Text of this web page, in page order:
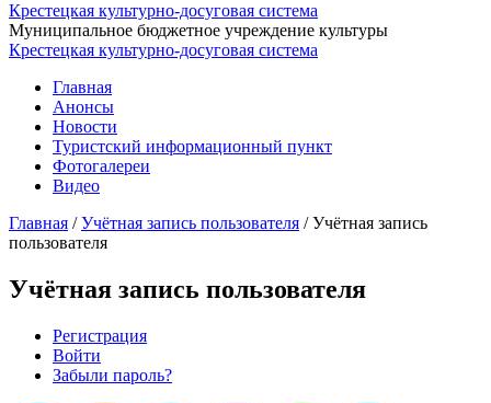
Крестецкая культурно-досуговая система
Муниципальное бюджетное учреждение культуры
Крестецкая культурно-досуговая система
Главная
Анонсы
Новости
Туристский информационный пункт
Фотогалереи
Видео
Главная /Учётная запись пользователя /Учётная запись
пользователя
Учётная запись пользователя
Главные вкладки
Регистрация
Войти
Забыли пароль?